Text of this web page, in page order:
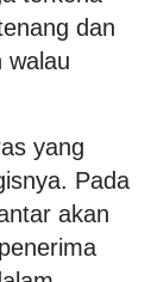
dan
walau
yang
Pada
akan